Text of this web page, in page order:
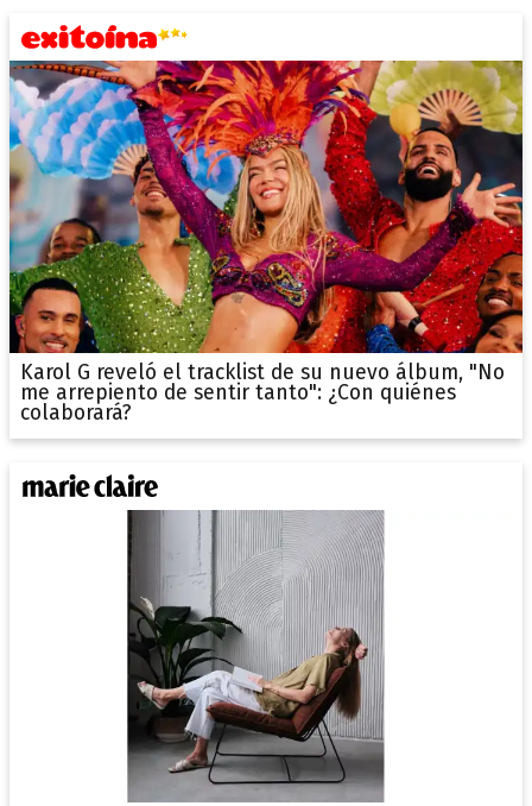
Karol G reveló el tracklist de su nuevo álbum, "No
me arrepiento de sentir tanto": ¿Con quiénes
colaborará?